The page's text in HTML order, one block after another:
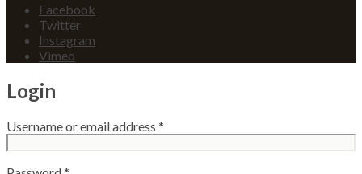
Facebook
Twitter
Instagram
Vimeo
Login
Username or email address *